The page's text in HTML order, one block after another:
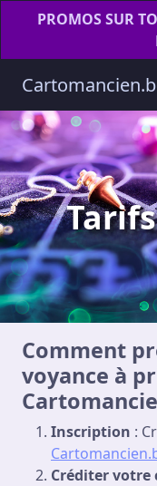
PROMOS SUR
Comment
voyance à
Inscription :
Créditer votre